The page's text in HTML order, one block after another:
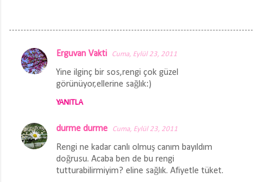
Y
m
l
Erguvan Vakti Cuma, Eylül 23, 2011
Yine ilginç bir sos,rengi çok güzel
görünüyor,ellerine sağlık:)
YANITLA
durme durme Cuma, Eylül 23, 2011
Rengi ne kadar canlı olmuş canım bayıldım
doğrusu. Acaba ben de bu rengi
tutturabilirmiyim? eline sağlık. Afiyetle tüket.